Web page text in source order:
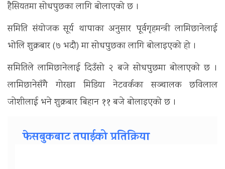
हैसियतमा सोधपुछका लागि बोलाएको छ ।
समिति संयोजक सूर्य थापाका अनुसार पूर्वगृहमन्त्री लामिछानेलाई
भोलि शुक्रबार (७ भदौ) मा सोधपुछका लागि बोलाइएको हो ।
समितिले लामिछानेलाई दिउँसो २ बजे सोधपुछमा बोलाएको छ ।
लामिछानेसँगै गोरखा मिडिया नेटवर्कका सञ्चालक छविलाल
जोशीलाई भने शुक्रबार बिहान ११ बजे बोलाइएको छ ।
फेसबुकबाट तपाईको प्रतिक्रिया